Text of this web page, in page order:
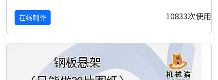
在线制作 10833次使用